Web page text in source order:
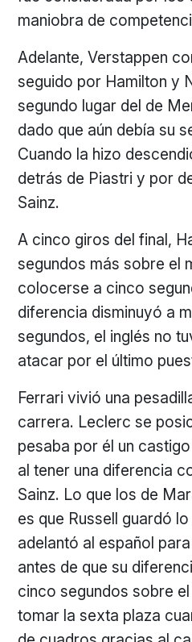
maniobra de
Adelante, Verstappen
seguido por Hamilton y
segundo lugar del de
dado que aún debía su
Cuando la hizo
detrás de Piastri y por
Sainz.
A cinco giros del final,
segundos más sobre el
colocerse a cinco
diferencia disminuyó a
segundos, el inglés no
atacar por el último
Ferrari vivió una
carrera. Leclerc se
pesaba por él un
al tener una diferencia
Sainz. Lo que los de
es que Russell guardó
adelantó al español
antes de que su
cinco segundos sobre
tomar la sexta plaza